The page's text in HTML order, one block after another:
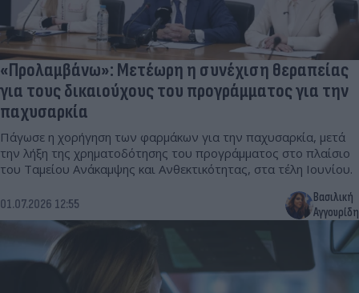
«Προλαμβάνω»: Μετέωρη η συνέχιση θεραπείας
για τους δικαιούχους του προγράμματος για την
παχυσαρκία
Πάγωσε η χορήγηση των φαρμάκων για την παχυσαρκία, μετά
την λήξη της χρηματοδότησης του προγράμματος στο πλαίσιο
του Ταμείου Ανάκαμψης και Ανθεκτικότητας, στα τέλη Ιουνίου.
01.07.2026 12:55
Βασιλική
Αγγουρίδη